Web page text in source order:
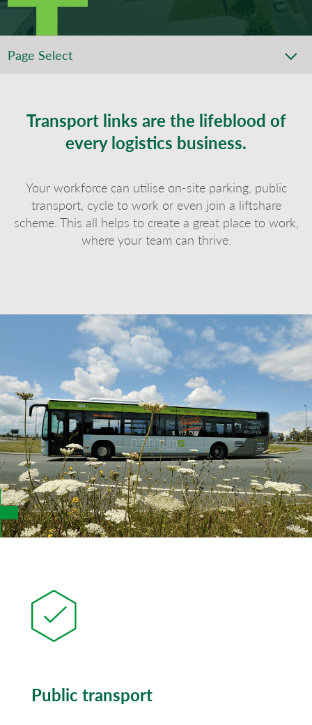
Page Select
Transport links are the lifeblood of
every logistics business.
Your workforce can utilise on-site parking, public
transport, cycle to work or even join a liftshare
scheme. This all helps to create a great place to work,
where your team can thrive.
Public transport